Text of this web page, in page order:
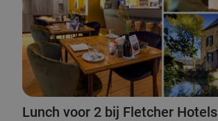
Lunch voor 2 bij Fletcher Hotels